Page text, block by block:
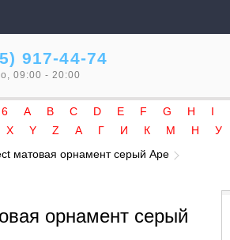
917-44-74
09:00 - 20:00
6 A B C D E F G H
I
X Y Z А Г И К М Н
У
матовая орнамент серый Ape
орнамент серый